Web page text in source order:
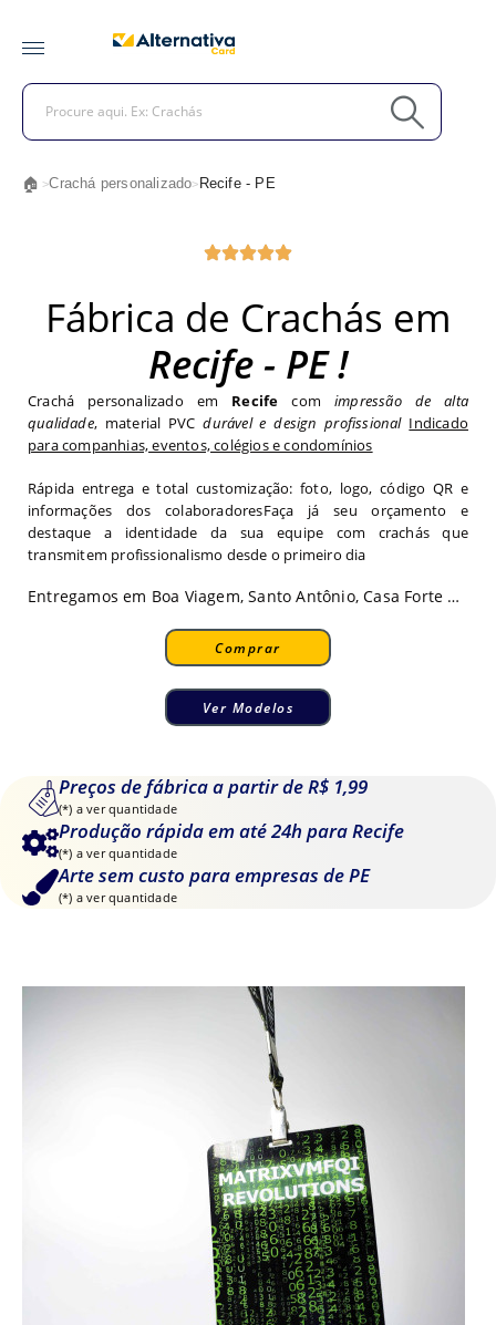
🏠 >Crachá personalizado> Recife - PE
Fábrica de Crachás em
Recife - PE !
Crachá personalizado em Recife com impressão de alta
qualidade, material PVCdurável e design profissional Indicado
para companhias, eventos, colégios e condomínios
Rápida entrega e total customização: foto, logo, código QR e
informações dos colaboradoresFaça já seu orçamento e
destaque a identidade da sua equipe com crachás que
transmitem profissionalismo desde o primeiro dia
Entregamos em Boa Viagem, Santo Antônio, Casa Forte …
Comprar
Ver Modelos
Preços de fábrica a partir de R$ 1,99
(*) a ver quantidade
Produção rápida em até 24h para Recife
(*) a ver quantidade
Arte sem custo para empresas de PE
(*) a ver quantidade